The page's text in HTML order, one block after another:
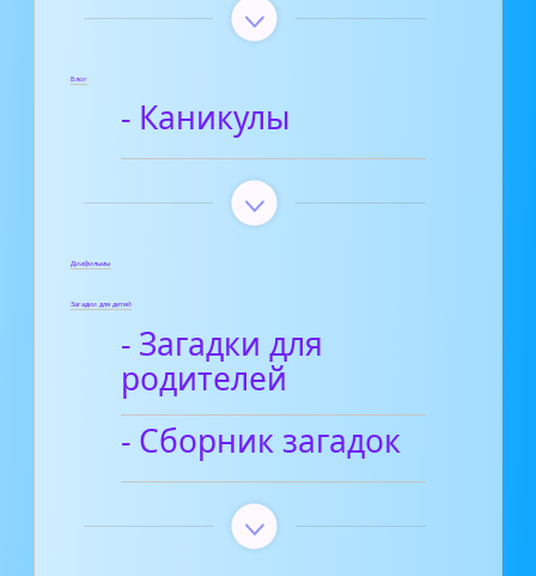
Блог
- Каникулы
Диафильмы
Загадки для детей
- Загадки для
родителей
- Сборник загадок